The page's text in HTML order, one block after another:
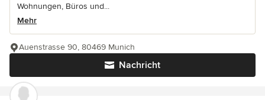
Wohnungen, Büros und...
Mehr
Nachricht
Auenstrasse 90, 80469 Munich